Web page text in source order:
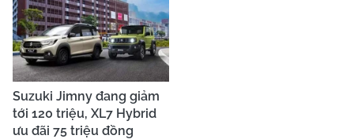
Suzuki Jimny đang giảm
tới 120 triệu, XL7 Hybrid
ưu đãi 75 triệu đồng